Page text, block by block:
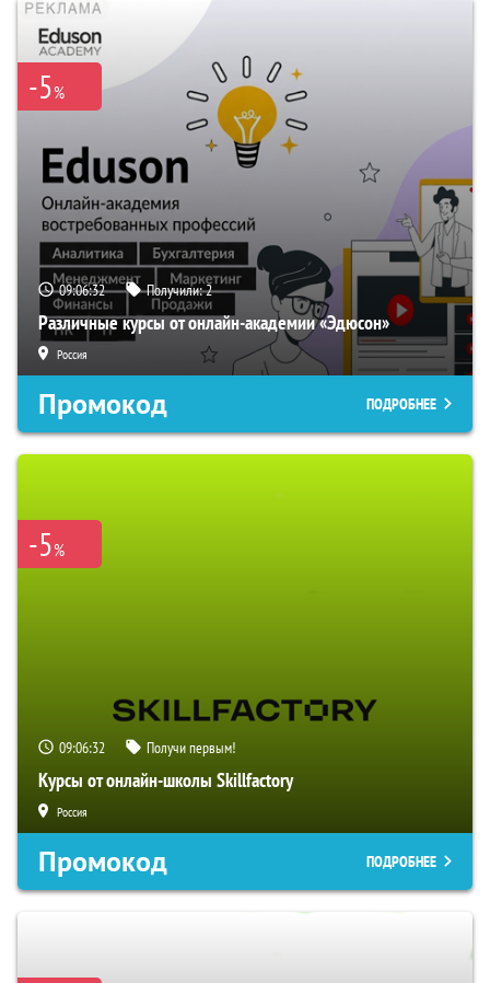
-5%
09:06:31 Получили:2
Различные курсы от онлайн-академии «Эдюсон»
Россия
Промокод ПОДРОБНЕЕ
-5%
09:06:31 Получи первым!
Курсы от онлайн-школы Skillfactory
Россия
Промокод ПОДРОБНЕЕ